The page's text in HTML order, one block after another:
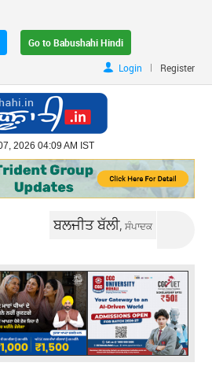
Go to Babushahi Hindi
Login
| Register
2026 04:09 AM IST
ਬਲਜੀਤ ਬੱਲੀ,ਸੰਪਾਦਕ